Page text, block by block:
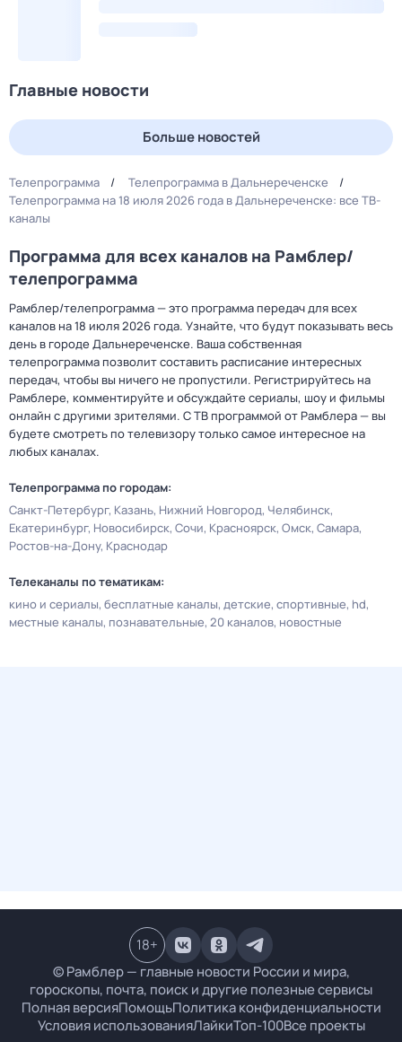
Главные новости
Больше новостей
Телепрограмма
Телепрограмма в Дальнереченске
Телепрограмма на 18 июля 2026 года в Дальнереченске: все ТВ-
каналы
Программа для всех каналов на Рамблер/
телепрограмма
Рамблер/телепрограмма — это программа передач для всех
каналов на 18 июля 2026 года. Узнайте, что будут показывать весь
день в городе Дальнереченске. Ваша собственная
телепрограмма позволит составить расписание интересных
передач, чтобы вы ничего не пропустили. Регистрируйтесь на
Рамблере, комментируйте и обсуждайте сериалы, шоу и фильмы
онлайн с другими зрителями. С ТВ программой от Рамблера — вы
будете смотреть по телевизору только самое интересное на
любых каналах.
Телепрограмма по городам:
Санкт-Петербург Казань Нижний Новгород Челябинск
Екатеринбург Новосибирск Сочи Красноярск Омск Самара
Ростов-на-Дону Краснодар
Телеканалы по тематикам:
кино и сериалы бесплатные каналы детские спортивные hd
местные каналы познавательные 20 каналов новостные
© Рамблер — главные новости России и мира,
гороскопы, почта, поиск и другие полезные сервисы
Полная версияПомощьПолитика конфиденциальности
Условия использованияЛайкиТоп-100Все проекты
18+